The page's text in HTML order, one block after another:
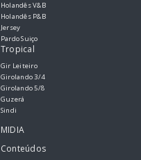
Holandês V&B
Holandês P&B
Jersey
Pardo Suiço
Tropical
Gir Leiteiro
Girolando 3/4
Girolando 5/8
Guzerá
Sindi
MIDIA
Conteúdos